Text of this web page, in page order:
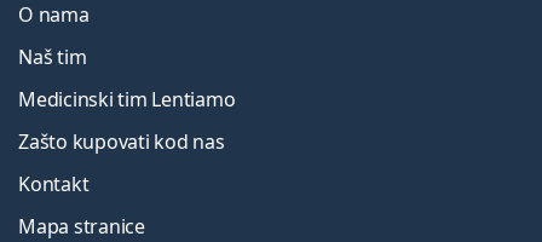
O nama
Naš tim
Medicinski tim Lentiamo
Zašto kupovati kod nas
Kontakt
Mapa stranice